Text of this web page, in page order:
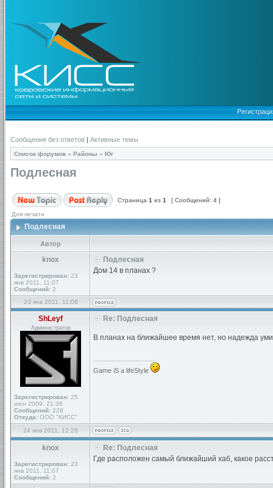
Сообщения без ответов | Активные темы
Список форумов » Районы » Юг
Подлесная
Страница 1 из 1 [ Сообщений: 4 ]
Для печати
Подлесная
Автор
knox
Зарегистрирован: 23
янв 2011, 11:07
Сообщений: 2
Подлесная
Дом 14 в планах ?
23 янв 2011, 11:08
ShLeyf
Администратор
Зарегистрирован: 25
июн 2009, 21:36
Сообщений: 228
Откуда: ООО "КИСС"
Re: Подлесная
В планах на ближайшее время нет, но надежда
Game iS a lifeStyle
24 янв 2011, 12:28
knox
Зарегистрирован: 23
янв 2011, 11:07
Сообщений: 2
Re: Подлесная
Где расположен самый ближайший хаб, какое